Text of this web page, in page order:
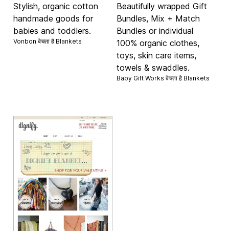
Stylish, organic cotton
handmade goods for
babies and toddlers.
Vonbon बेचता है Blankets
Beautifully wrapped Gift
Bundles, Mix + Match
Bundles or individual
100% organic clothes,
toys, skin care items,
towels & swaddles.
Baby Gift Works बेचता है Blankets